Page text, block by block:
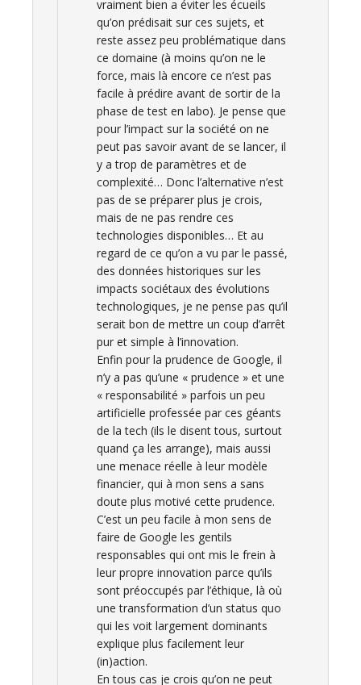
vraiment bien a éviter les écueils
qu’on prédisait sur ces sujets, et
reste assez peu problématique dans
ce domaine (à moins qu’on ne le
force, mais là encore ce n’est pas
facile à prédire avant de sortir de la
phase de test en labo). Je pense que
pour l’impact sur la société on ne
peut pas savoir avant de se lancer, il
y a trop de paramètres et de
complexité… Donc l’alternative n’est
pas de se préparer plus je crois,
mais de ne pas rendre ces
technologies disponibles… Et au
regard de ce qu’on a vu par le passé,
des données historiques sur les
impacts sociétaux des évolutions
technologiques, je ne pense pas qu’il
serait bon de mettre un coup d’arrêt
pur et simple à l’innovation.
Enfin pour la prudence de Google, il
n’y a pas qu’une « prudence » et une
« responsabilité » parfois un peu
artificielle professée par ces géants
de la tech (ils le disent tous, surtout
quand ça les arrange), mais aussi
une menace réelle à leur modèle
financier, qui à mon sens a sans
doute plus motivé cette prudence.
C’est un peu facile à mon sens de
faire de Google les gentils
responsables qui ont mis le frein à
leur propre innovation parce qu’ils
sont préoccupés par l’éthique, là où
une transformation d’un status quo
qui les voit largement dominants
explique plus facilement leur
(in)action.
En tous cas je crois qu’on ne peut